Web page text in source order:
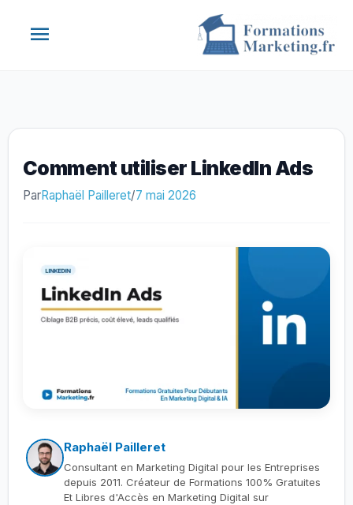
Menu
Comment utiliser LinkedIn Ads
ParRaphaël Pailleret/7 mai 2026
Raphaël Pailleret
Consultant en Marketing Digital pour les Entreprises
depuis 2011. Créateur de Formations 100% Gratuites
Et Libres d'Accès en Marketing Digital sur